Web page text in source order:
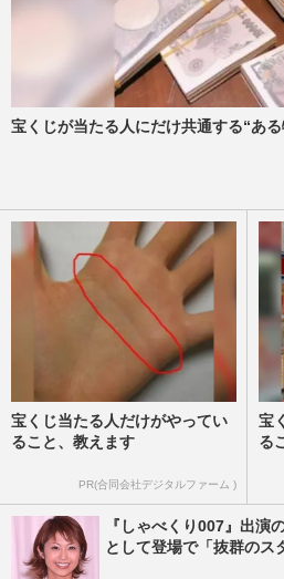
宝くじが当たる人にだけ共通する“ある
宝くじ当たる人だけがやってい
ること、教えます
PR(合同会社デジタルファーム )
宝
る
『しゃべくり007』出演
として登場で「抜群のス